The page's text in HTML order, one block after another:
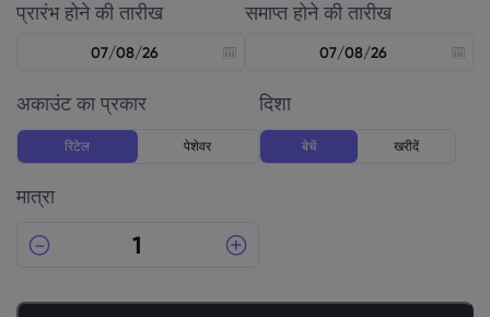
प्रारंभ होने की तारीख समाप्त होने की तारीख
अकाउंट का प्रकार
रिटेल पेशेवर
दिशा
बेचें खरीदें
मात्रा